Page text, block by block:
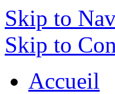
Skip to
Skip to
Accueil